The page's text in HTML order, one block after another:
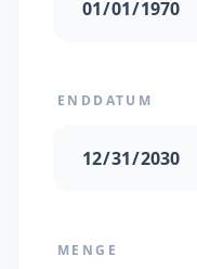
ENDDATUM
MENGE